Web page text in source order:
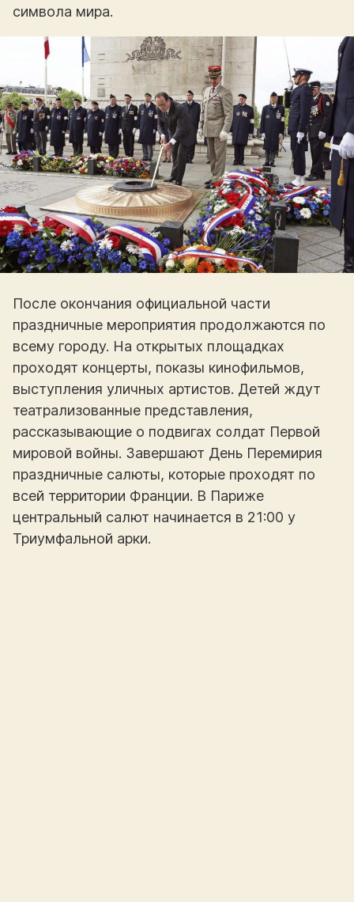
символа мира.
После окончания официальной части
праздничные мероприятия продолжаются по
всему городу. На открытых площадках
проходят концерты, показы кинофильмов,
выступления уличных артистов. Детей ждут
театрализованные представления,
рассказывающие о подвигах солдат Первой
мировой войны. Завершают День Перемирия
праздничные салюты, которые проходят по
всей территории Франции. В Париже
центральный салют начинается в 21:00 у
Триумфальной арки.